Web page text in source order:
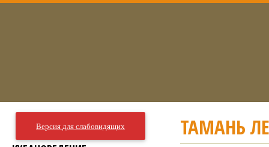
ТАМАНЬ
Версия для слабовидящих